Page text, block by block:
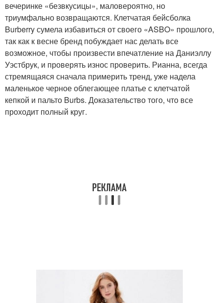
вечеринке «безвкусицы», маловероятно, но
триумфально возвращаются. Клетчатая бейсболка
Burberry сумела избавиться от своего «ASBO» прошлого,
так как к весне бренд побуждает нас делать все
возможное, чтобы произвести впечатление на Даниэллу
Уэстбрук, и проверять износ проверить. Рианна, всегда
стремящаяся сначала примерить тренд, уже надела
маленькое черное облегающее платье с клетчатой ​​
кепкой и пальто Burbs. Доказательство того, что все
проходит полный круг.